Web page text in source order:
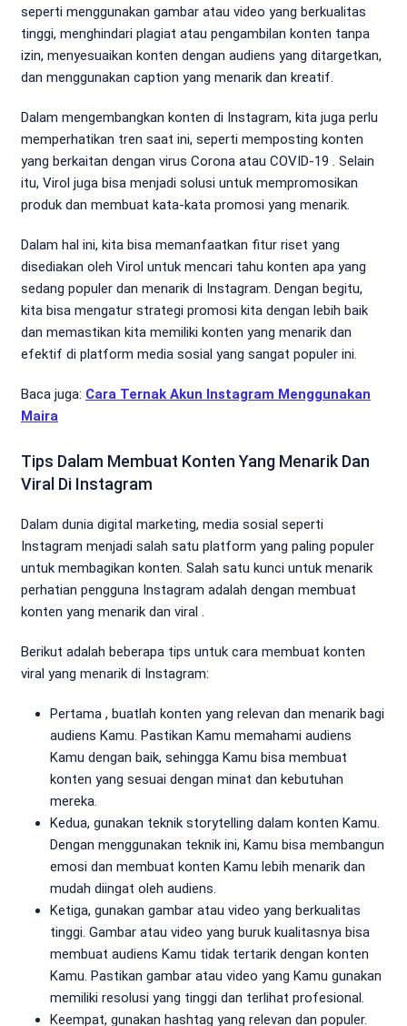
seperti menggunakan gambar atau video yang berkualitas
tinggi, menghindari plagiat atau pengambilan konten tanpa
izin, menyesuaikan konten dengan audiens yang ditargetkan,
dan menggunakan caption yang menarik dan kreatif.
Dalam mengembangkan konten di Instagram, kita juga perlu
memperhatikan tren saat ini, seperti memposting konten
yang berkaitan dengan virus Corona atau COVID-19 . Selain
itu, Virol juga bisa menjadi solusi untuk mempromosikan
produk dan membuat kata-kata promosi yang menarik.
Dalam hal ini, kita bisa memanfaatkan fitur riset yang
disediakan oleh Virol untuk mencari tahu konten apa yang
sedang populer dan menarik di Instagram. Dengan begitu,
kita bisa mengatur strategi promosi kita dengan lebih baik
dan memastikan kita memiliki konten yang menarik dan
efektif di platform media sosial yang sangat populer ini.
Baca juga: Cara Ternak Akun Instagram Menggunakan
Maira
Tips Dalam Membuat Konten Yang Menarik Dan
Viral Di Instagram
Dalam dunia digital marketing, media sosial seperti
Instagram menjadi salah satu platform yang paling populer
untuk membagikan konten. Salah satu kunci untuk menarik
perhatian pengguna Instagram adalah dengan membuat
konten yang menarik dan viral .
Berikut adalah beberapa tips untuk cara membuat konten
viral yang menarik di Instagram:
Pertama , buatlah konten yang relevan dan menarik bagi
audiens Kamu. Pastikan Kamu memahami audiens
Kamu dengan baik, sehingga Kamu bisa membuat
konten yang sesuai dengan minat dan kebutuhan
mereka.
Kedua, gunakan teknik storytelling dalam konten Kamu.
Dengan menggunakan teknik ini, Kamu bisa membangun
emosi dan membuat konten Kamu lebih menarik dan
mudah diingat oleh audiens.
Ketiga, gunakan gambar atau video yang berkualitas
tinggi. Gambar atau video yang buruk kualitasnya bisa
membuat audiens Kamu tidak tertarik dengan konten
Kamu. Pastikan gambar atau video yang Kamu gunakan
memiliki resolusi yang tinggi dan terlihat profesional.
Keempat, gunakan hashtag yang relevan dan populer.